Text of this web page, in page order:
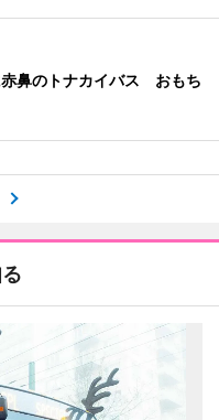
鼻のトナカイバス おもち